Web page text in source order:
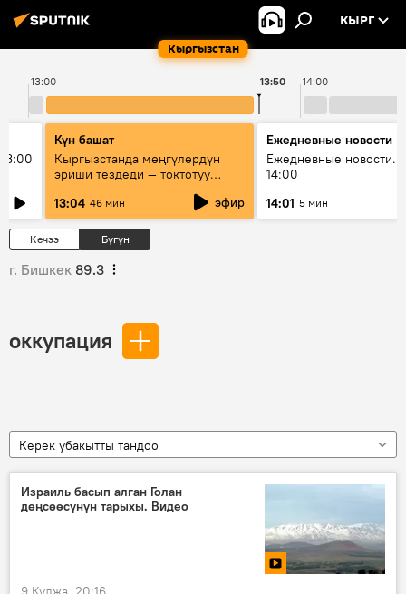
Кыргызстан
КЫРГ
13:00 14:00
13:50
Күн башат
Кыргызстанда мөңгүлөрдүн
эриши тездеди — токтотуу
13:04 46 мин эфир
Ежедневные новости
Ежедневные новости.
14:00
14:01 5 мин
Кечээ Бүгүн
г. Бишкек 89.3
оккупация
Керек убакытты тандоо
Израиль басып алган Голан
дөңсөөсүнүн тарыхы. Видео